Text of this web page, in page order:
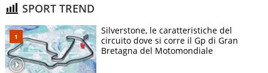
SPORT TREND
Silverstone, le caratteristiche del
circuito dove si corre il Gp di Gran
Bretagna del Motomondiale